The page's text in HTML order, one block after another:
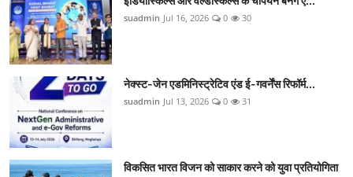
suadmin Jul 16, 2026 0 30
नेक्स्ट-जेन एडमिनिस्ट्रेटिव एंड ई-गवर्नेंस रिफॉर्म...
suadmin Jul 13, 2026 0 31
विकसित भारत विजन को साकार करने को युवा प्रतियोगिता